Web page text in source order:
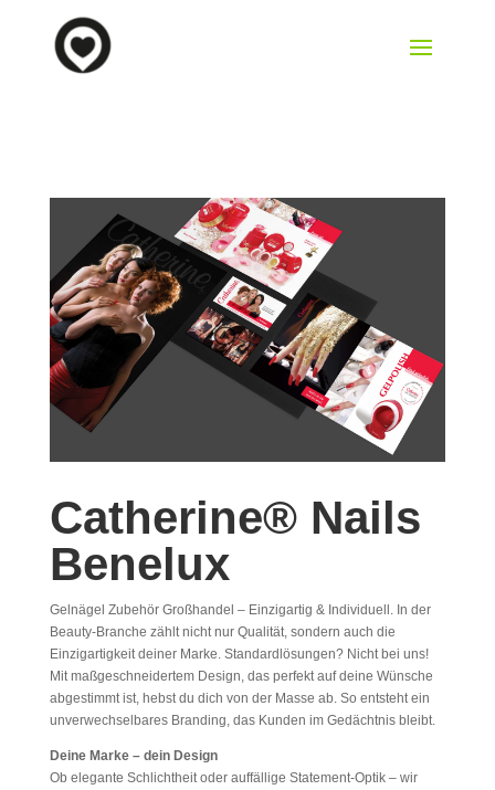
Catherine® Nails
Benelux
Gelnägel Zubehör Großhandel – Einzigartig & Individuell. In der
Beauty-Branche zählt nicht nur Qualität, sondern auch die
Einzigartigkeit deiner Marke. Standardlösungen? Nicht bei uns!
Mit maßgeschneidertem Design, das perfekt auf deine Wünsche
abgestimmt ist, hebst du dich von der Masse ab. So entsteht ein
unverwechselbares Branding, das Kunden im Gedächtnis bleibt.
Deine Marke – dein Design
Ob elegante Schlichtheit oder auffällige Statement-Optik – wir